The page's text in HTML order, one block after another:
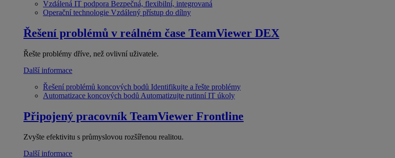
Vzdálená IT podpora Bezpečná, flexibilní, integrovaná
Operační technologie Vzdálený přístup do dílny
Řešení problémů v reálném čase TeamViewer DEX
Řešte problémy dříve, než ovlivní uživatele.
Další informace
Řešení problémů koncových bodů Identifikujte a řešte problémy
Automatizace koncových bodů Automatizujte rutinní IT úkoly
Připojený pracovník TeamViewer Frontline
Zvyšte efektivitu s průmyslovou rozšířenou realitou.
Další informace